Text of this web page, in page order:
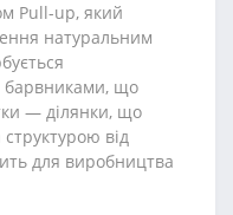
Pull-up, який
натуральним
барвниками, що
— ділянки, що
від
для виробництва